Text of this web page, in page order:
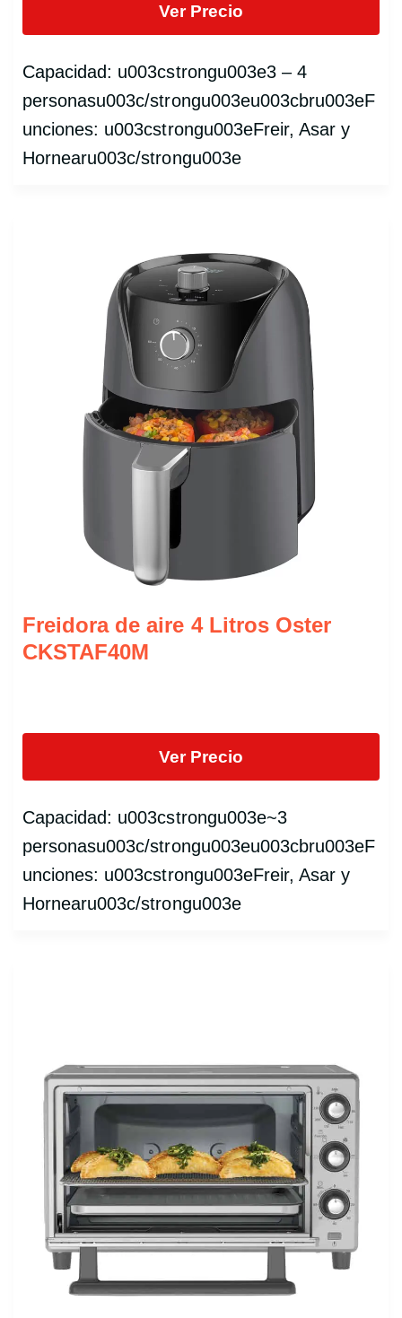
Ver Precio
Capacidad: u003cstrongu003e3 – 4
personasu003c/strongu003eu003cbru003eF
unciones: u003cstrongu003eFreir, Asar y
Hornearu003c/strongu003e
Freidora de aire 4 Litros Oster
CKSTAF40M
Ver Precio
Capacidad: u003cstrongu003e~3
personasu003c/strongu003eu003cbru003eF
unciones: u003cstrongu003eFreir, Asar y
Hornearu003c/strongu003e